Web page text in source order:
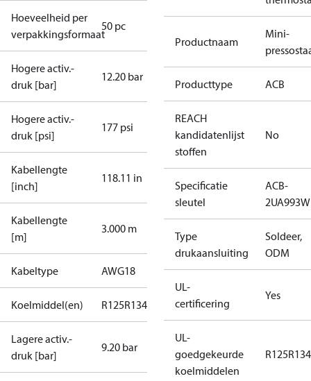
Hoeveelheid per
verpakkingsformaat
50 pc
Hogere activ.-
druk [bar]
12.20 bar
Hogere activ.-
druk [psi]
177 psi
Kabellengte
[inch]
118.11 in
Kabellengte
[m]
3.000 m
Kabeltype AWG18
Koelmiddel(en) R125R134a R404AR407C
Lagere activ.-
druk [bar]
9.20 bar
Productnaam
Mini-
Producttype ACB
REACH
kandidatenlijst
stoffen
No
Specificatie
sleutel
ACB-
2UA993W
Type
drukaansluiting
Soldeer,
ODM
UL-
certificering
Yes
UL-
goedgekeurde
koelmiddelen
R125